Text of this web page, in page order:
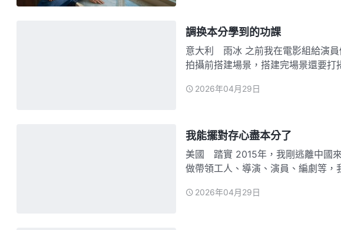
調换本分學到的功課
意大利 雨冰 之前我在電影組給演員做服裝，期間我常常看到置景的弟兄姊妹在
拍攝前搭建場景，搭建完場景還要打
想到一天帶領對我説置景的姊妹去盡
2026年04月29日
我能擺對存心盡本分了
美國 踏實 2015年，我剛逃離中國來到民主國家盡本分的時候看到有些弟兄姊妹
做帶領工人、導演、演員、編劇等，
統籌找我去拍電影，我特别高興，心
2026年04月29日